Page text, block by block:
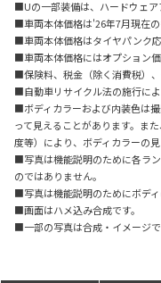
■Uの一部装備は、ハードウェア
■車両本体価格は'26年7月現在の
■車両本体価格はタイヤパンク
■車両本体価格にはオプション価
■保険料、税金（除く消費税）
■自動車リサイクル法の施行に
■ボディカラーおよび内装色は
って見えることがあります。ま
度等）により、ボディカラーの見
■写真は機能説明のために各ラ
のではありません。
■写真は機能説明のためにボディ
■画面はハメ込み合成です。
■一部の写真は合成・イメージで